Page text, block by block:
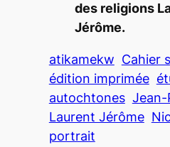
des religions
Jérôme.
atikamekw Cahier
édition imprimée
autochtones Jean-
Laurent Jérôme
portrait